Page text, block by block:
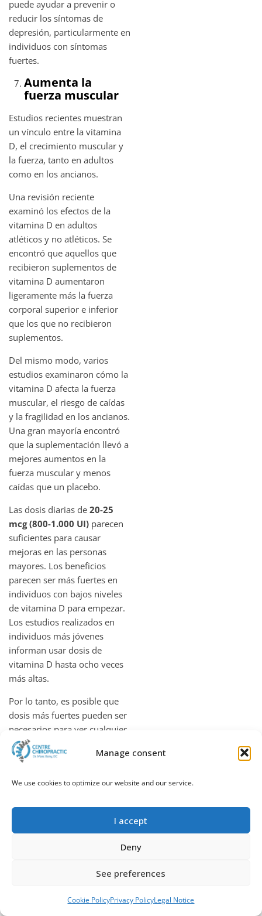
Manage consent
We use cookies to optimize our website and our service.
I accept
Deny
See preferences
Cookie PolicyPrivacy PolicyLegal Notice
puede ayudar a prevenir o
reducir los síntomas de
depresión, particularmente en
individuos con síntomas
fuertes.
Aumenta la
fuerza muscular
Estudios recientes muestran
un vínculo entre la vitamina
D, el crecimiento muscular y
la fuerza, tanto en adultos
como en los ancianos.
Una revisión reciente
examinó los efectos de la
vitamina D en adultos
atléticos y no atléticos. Se
encontró que aquellos que
recibieron suplementos de
vitamina D aumentaron
ligeramente más la fuerza
corporal superior e inferior
que los que no recibieron
suplementos.
Del mismo modo, varios
estudios examinaron cómo la
vitamina D afecta la fuerza
muscular, el riesgo de caídas
y la fragilidad en los ancianos.
Una gran mayoría encontró
que la suplementación llevó a
mejores aumentos en la
fuerza muscular y menos
caídas que un placebo.
Las dosis diarias de 20-25
mcg (800-1.000 UI) parecen
suficientes para causar
mejoras en las personas
mayores. Los beneficios
parecen ser más fuertes en
individuos con bajos niveles
de vitamina D para empezar.
Los estudios realizados en
individuos más jóvenes
informan usar dosis de
vitamina D hasta ocho veces
más altas.
Por lo tanto, es posible que
dosis más fuertes pueden ser
necesarios para ver cualquier
aumento en la fuerza
muscular en individuos más
necesitan más estudios antes
recomendaciones definitivas.
Conclusion: Mantener
buenos niveles de vitamina D
fuerza muscular. También
caídas y fragilidad en los
WhatsApp Book an appointment